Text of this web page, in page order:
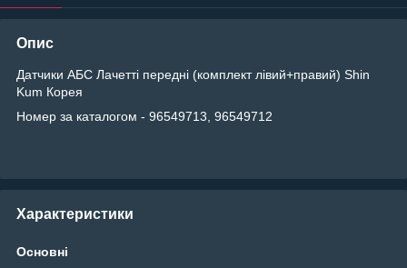
Опис
Датчики АБС Лачетті передні (комплект лівий+правий) Shin
Kum Корея
Номер за каталогом - 96549713, 96549712
Характеристики
Основні